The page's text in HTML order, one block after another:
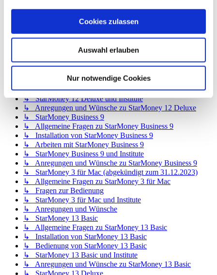
Cookies zulassen
Auswahl erlauben
Nur notwendige Cookies
↳ Installation von StarMoney 12 Basic
↳ Bedienung von StarMoney 12 Basic
↳ Anregungen und Wünsche zu StarMoney 12 Basic
↳ StarMoney 12 Deluxe
↳ Installation von StarMoney 12 Deluxe
↳ Bedienung von StarMoney 12 Deluxe
↳ StarMoney 12 Deluxe und Institute
↳ Anregungen und Wünsche zu StarMoney 12 Deluxe
↳ StarMoney Business 9
↳ Allgemeine Fragen zu StarMoney Business 9
↳ Installation von StarMoney Business 9
↳ Arbeiten mit StarMoney Business 9
↳ StarMoney Business 9 und Institute
↳ Anregungen und Wünsche zu StarMoney Business 9
↳ StarMoney 3 für Mac (abgekündigt zum 31.12.2023)
↳ Allgemeine Fragen zu StarMoney 3 für Mac
↳ Fragen zur Bedienung
↳ StarMoney 3 für Mac und Institute
↳ Anregungen und Wünsche
↳ StarMoney 13 Basic
↳ Allgemeine Fragen zu StarMoney 13 Basic
↳ Installation von StarMoney 13 Basic
↳ Bedienung von StarMoney 13 Basic
↳ StarMoney 13 Basic und Institute
↳ Anregungen und Wünsche zu StarMoney 13 Basic